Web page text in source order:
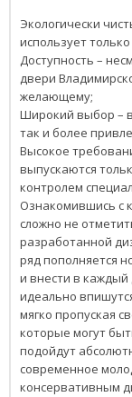
Экологически
использует
Доступность –
двери
желающему;
Широкий выбор –
так и более
Высокое
выпускаются
контролем
Ознакомившись с
сложно не
разработанной
ряд пополняется
и внести в
идеально
мягко пропуская
которые могут
подойдут
современное
консервативным